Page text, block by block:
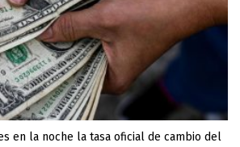
en la noche la tasa oficial de cambio del